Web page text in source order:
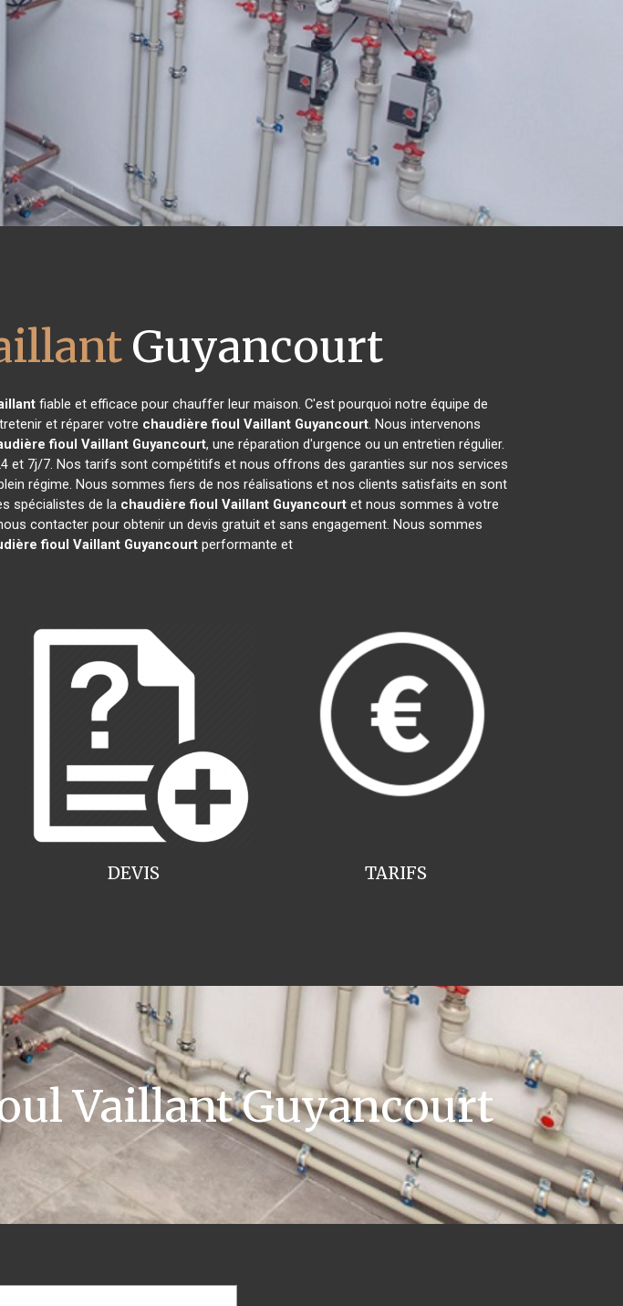
Guyancourt
fiable et efficace pour chauffer leur maison. C'est pourquoi notre équipe de
et réparer votre chaudière fioul Vaillant Guyancourt. Nous intervenons
fioul Vaillant Guyancourt, une réparation d'urgence ou un entretien régulier.
et 7j/7. Nos tarifs sont compétitifs et nous offrons des garanties sur nos services
régime. Nous sommes fiers de nos réalisations et nos clients satisfaits en sont
spécialistes de la chaudière fioul Vaillant Guyancourtet nous sommes à votre
contacter pour obtenir un devis gratuit et sans engagement. Nous sommes
fioul Vaillant Guyancourt performante et
TARIFS
DEVIS
Vaillant Guyancourt